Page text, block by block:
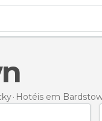
Hotéis em